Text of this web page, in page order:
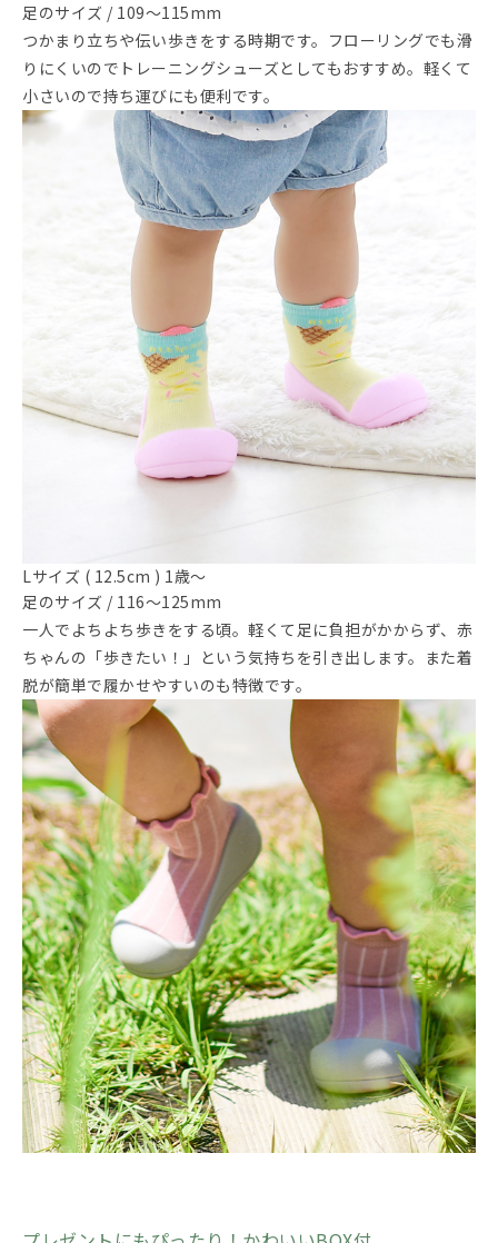
足のサイズ / 109～115mm
つかまり立ちや伝い歩きをする時期です。フローリングでも滑
りにくいのでトレーニングシューズとしてもおすすめ。軽くて
小さいので持ち運びにも便利です。
Lサイズ ( 12.5cm ) 1歳～
足のサイズ / 116～125mm
一人でよちよち歩きをする頃。軽くて足に負担がかからず、赤
ちゃんの「歩きたい！」という気持ちを引き出します。また着
脱が簡単で履かせやすいのも特徴です。